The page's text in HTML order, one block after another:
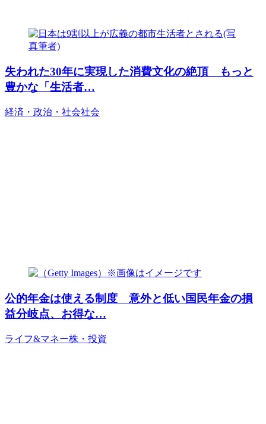
失われた30年に実現した消費文化の絶頂 もっと
豊かな「生活者…
経済・政治・社会社会
公的年金は使える制度 意外と低い国民年金の損
益分岐点、お得な…
ライフ&マネー株・投資